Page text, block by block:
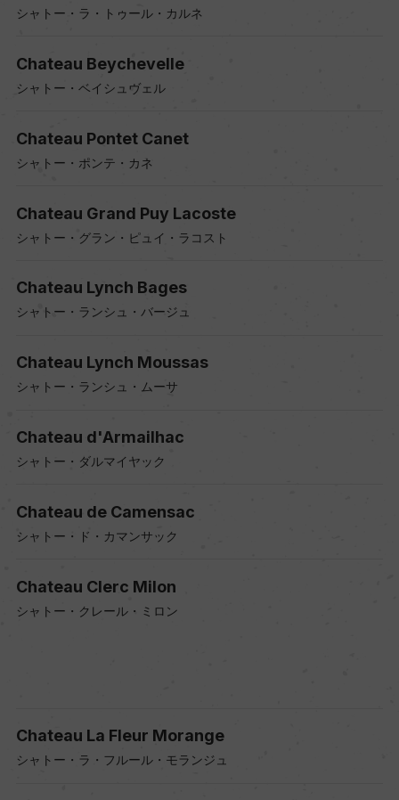
シャトー・ラ・トゥール・カルネ
Chateau Beychevelle
シャトー・ベイシュヴェル
Chateau Pontet Canet
シャトー・ポンテ・カネ
Chateau Grand Puy Lacoste
シャトー・グラン・ピュイ・ラコスト
Chateau Lynch Bages
シャトー・ランシュ・バージュ
Chateau Lynch Moussas
シャトー・ランシュ・ムーサ
Chateau d'Armailhac
シャトー・ダルマイヤック
Chateau de Camensac
シャトー・ド・カマンサック
Chateau Clerc Milon
シャトー・クレール・ミロン
Chateau La Fleur Morange
シャトー・ラ・フルール・モランジュ